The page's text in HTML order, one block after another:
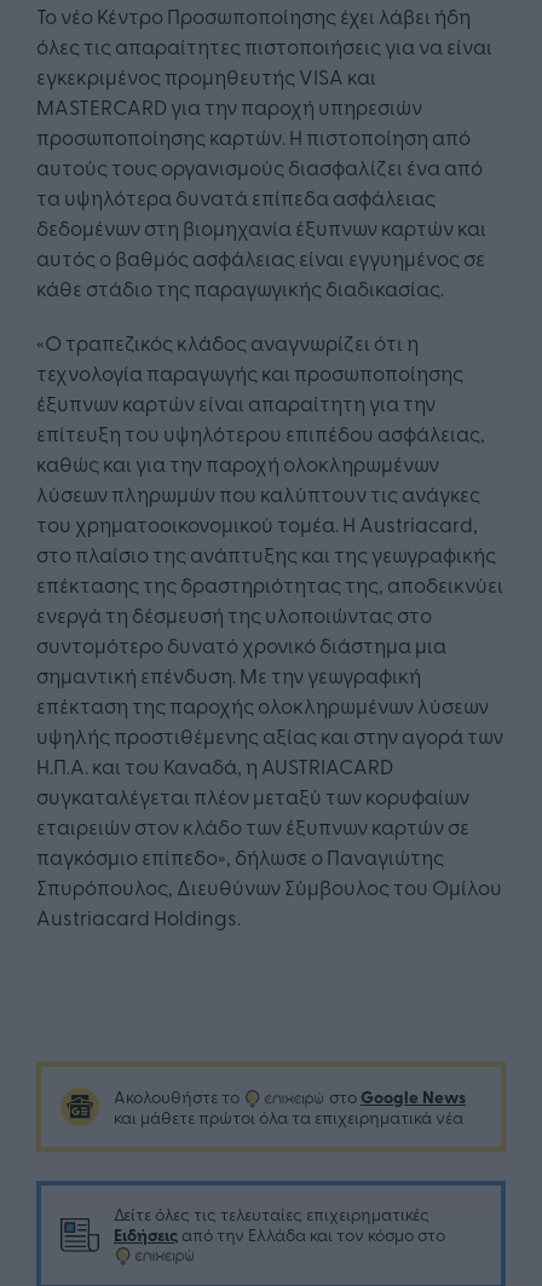
Το νέο Κέντρο Προσωποποίησης έχει λάβει ήδη
όλες τις απαραίτητες πιστοποιήσεις για να είναι
εγκεκριμένος προμηθευτής VISA και
MASTERCARD για την παροχή υπηρεσιών
προσωποποίησης καρτών. Η πιστοποίηση από
αυτούς τους οργανισμούς διασφαλίζει ένα από
τα υψηλότερα δυνατά επίπεδα ασφάλειας
δεδομένων στη βιομηχανία έξυπνων καρτών και
αυτός ο βαθμός ασφάλειας είναι εγγυημένος σε
κάθε στάδιο της παραγωγικής διαδικασίας.
«Ο τραπεζικός κλάδος αναγνωρίζει ότι η
τεχνολογία παραγωγής και προσωποποίησης
έξυπνων καρτών είναι απαραίτητη για την
επίτευξη του υψηλότερου επιπέδου ασφάλειας,
καθώς και για την παροχή ολοκληρωμένων
λύσεων πληρωμών που καλύπτουν τις ανάγκες
του χρηματοοικονομικού τομέα. Η Austriacard,
στο πλαίσιο της ανάπτυξης και της γεωγραφικής
επέκτασης της δραστηριότητας της, αποδεικνύει
ενεργά τη δέσμευσή της υλοποιώντας στο
συντομότερο δυνατό χρονικό διάστημα μια
σημαντική επένδυση. Με την γεωγραφική
επέκταση της παροχής ολοκληρωμένων λύσεων
υψηλής προστιθέμενης αξίας και στην αγορά των
Η.Π.Α. και του Καναδά, η AUSTRIACARD
συγκαταλέγεται πλέον μεταξύ των κορυφαίων
εταιρειών στον κλάδο των έξυπνων καρτών σε
παγκόσμιο επίπεδο», δήλωσε ο Παναγιώτης
Σπυρόπουλος, Διευθύνων Σύμβουλος του Ομίλου
Austriacard Holdings.
Ακολουθήστε το στο Google News
και μάθετε πρώτοι όλα τα επιχειρηματικά νέα
Δείτε όλες τις τελευταίες επιχειρηματικές
Ειδήσεις από την Ελλάδα και τον κόσμο στο